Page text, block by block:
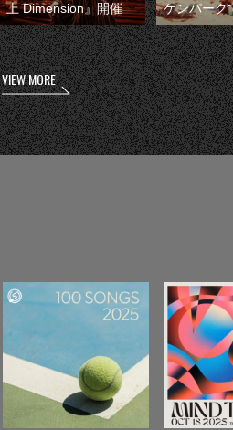
上 Dimension』開催
ケンパーク
VIEW MORE